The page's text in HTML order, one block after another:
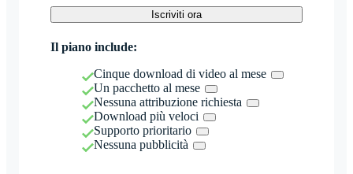
Iscriviti ora
Il piano include:
Cinque download di video al mese
Un pacchetto al mese
Nessuna attribuzione richiesta
Download più veloci
Supporto prioritario
Nessuna pubblicità